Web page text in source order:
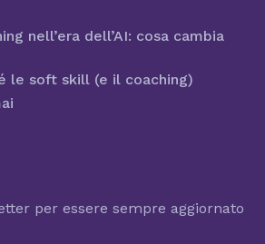
nell’era dell’AI: cosa cambia
le soft skill (e il coaching)
per essere sempre aggiornato